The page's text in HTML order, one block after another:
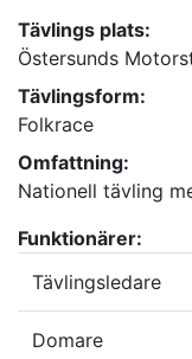
Tävlings plats:
Östersunds
Tävlingsform:
Folkrace
Omfattning:
Nationell tävling
Funktionärer:
Tävlingsledare
Domare